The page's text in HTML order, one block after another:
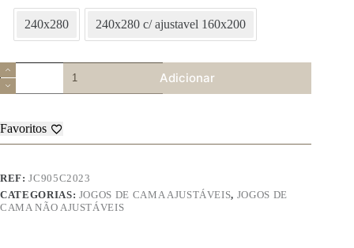
240x280 240x280 c/ ajustavel 160x200
Quantidade
de
Jogo
Cama
Flanela
–
C
Adicionar
Favoritos
REF:JC905C2023
CATEGORIAS: JOGOS DE CAMA AJUSTÁVEIS, JOGOS DE
CAMA NÃO AJUSTÁVEIS